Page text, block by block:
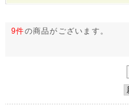
9件の商品がございます。